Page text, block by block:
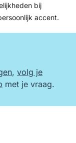
bij
accent.
, volg je
met je vraag.